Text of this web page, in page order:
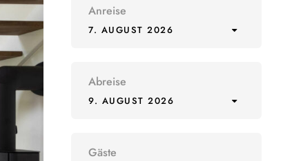
Anreise
7. AUGUST 2026
Abreise
9. AUGUST 2026
Gäste